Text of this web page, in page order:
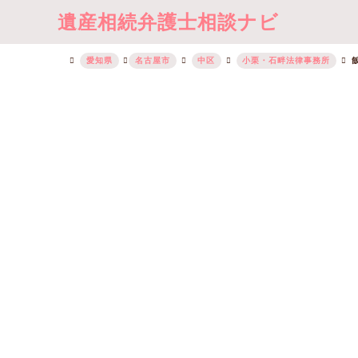
遺産相続弁護士相談ナビ
愛知県 名古屋市 中区 小栗・石畔法律事務所